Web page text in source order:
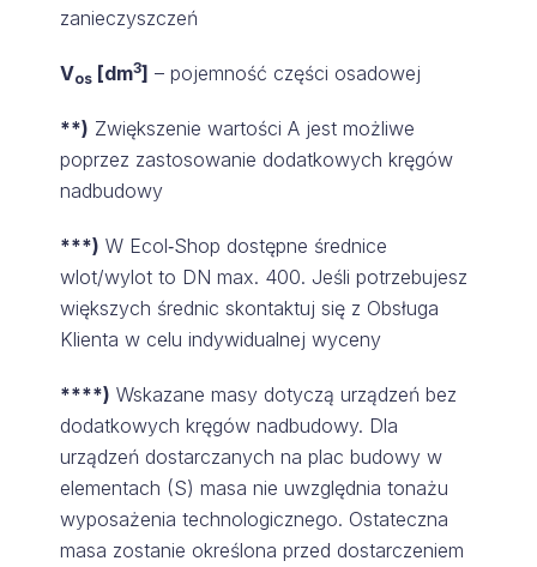
zanieczyszczeń
Vos [dm3] – pojemność części osadowej
**) Zwiększenie wartości A jest możliwe
poprzez zastosowanie dodatkowych kręgów
nadbudowy
***) W Ecol‑Shop dostępne średnice
wlot/wylot to DN max. 400. Jeśli potrzebujesz
większych średnic skontaktuj się z Obsługa
Klienta w celu indywidualnej wyceny
****) Wskazane masy dotyczą urządzeń bez
dodatkowych kręgów nadbudowy. Dla
urządzeń dostarczanych na plac budowy w
elementach (S) masa nie uwzględnia tonażu
wyposażenia technologicznego. Ostateczna
masa zostanie określona przed dostarczeniem